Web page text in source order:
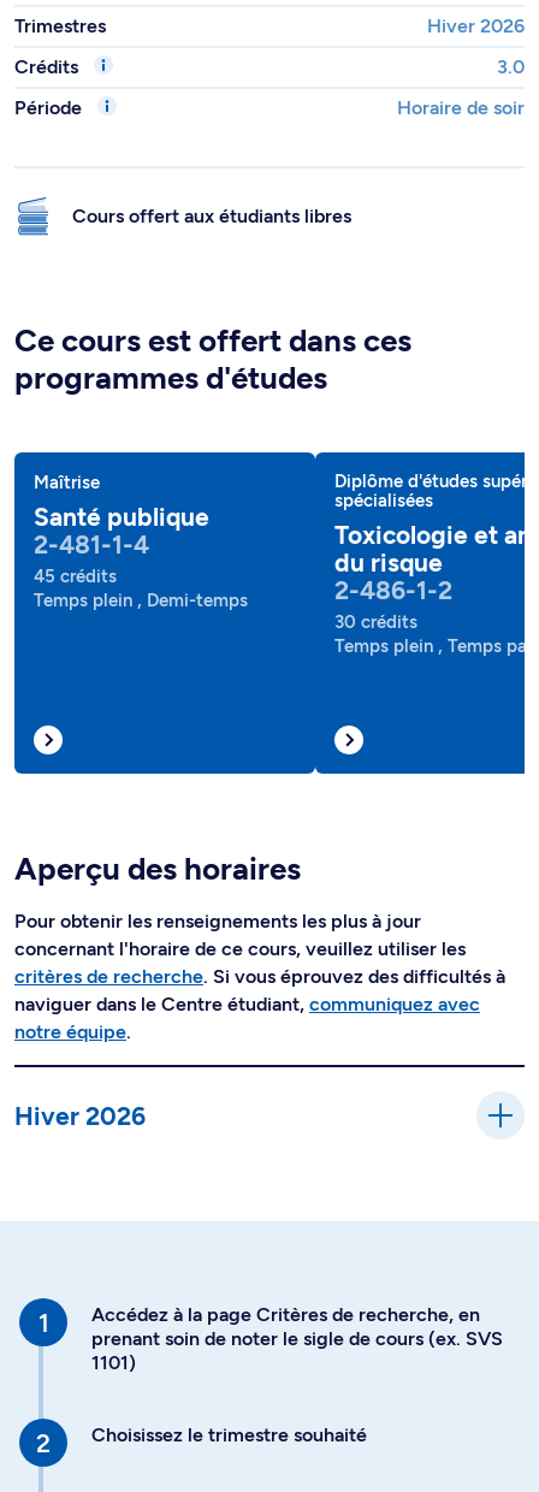
Trimestres
Hiver 2026
Crédits
3.0
Période
Horaire de soir
Cours offert aux étudiants libres
Ce cours est offert dans ces
programmes d'études
Maîtrise
Santé publique
2-481-1-4
45 crédits
Temps plein , Demi-temps
Diplôme d'études
spécialisées
Toxicologie et
du risque
2-486-1-2
30 crédits
Temps plein , Temps
Aperçu des horaires
Pour obtenir les renseignements les plus à jour
concernant l'horaire de ce cours, veuillez utiliser les
critères de recherche. Si vous éprouvez des difficultés à
naviguer dans le Centre étudiant, communiquez avec
notre équipe.
Hiver 2026
Accédez à la page Critères de recherche, en
prenant soin de noter le sigle de cours (ex. SVS
1101)
Choisissez le trimestre souhaité